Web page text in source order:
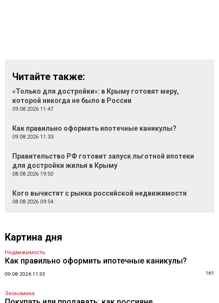
Читайте также:
«Только для достройки»: в Крыму готовят меру,
которой никогда не было в России
09.08.2026 11:47
Как правильно оформить ипотечные каникулы?
09.08.2026 11:33
Правительство РФ готовит запуск льготной ипотеки
для достройки жилья в Крыму
08.08.2026 19:50
Кого вычистят с рынка российской недвижимости
08.08.2026 09:54
Картина дня
Недвижимость
Как правильно оформить ипотечные каникулы?
09.08.2026 11:33 161
Экономика